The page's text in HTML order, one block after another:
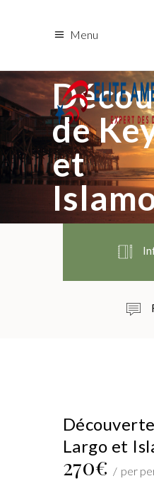
Menu
de
et
Largo et
270€ per